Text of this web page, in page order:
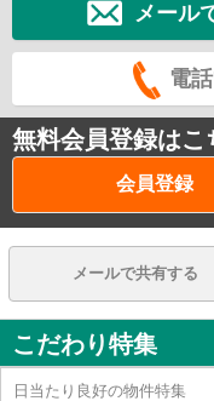
メール
電
無料会員登録はこ
会員登録
メールで共有する
こだわり特集
日当たり良好の物件特集